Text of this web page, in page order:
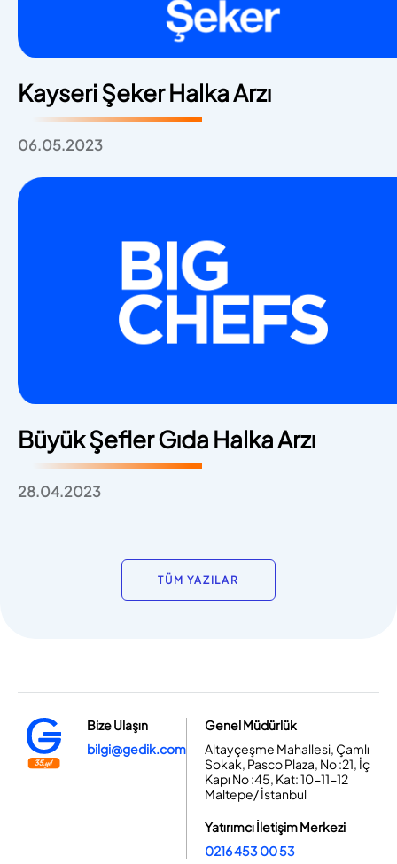
Kayseri Şeker Halka Arzı
06.05.2023
Büyük Şefler Gıda Halka Arzı
28.04.2023
TÜM YAZILAR
Bize Ulaşın
bilgi@gedik.com
Genel Müdürlük
Altayçeşme Mahallesi, Çamlı
Sokak, Pasco Plaza, No :21, İç
Kapı No :45, Kat: 10-11-12
Maltepe/ İstanbul
Yatırımcı İletişim Merkezi
0216 453 00 53